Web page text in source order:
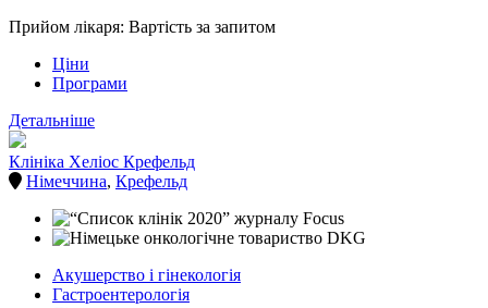
Прийом лікаря: Вартість за запитом
Ціни
Програми
Детальніше
Клініка Хеліос Крефельд
Німеччина, Крефельд
Акушерство і гінекологія
Гастроентерологія